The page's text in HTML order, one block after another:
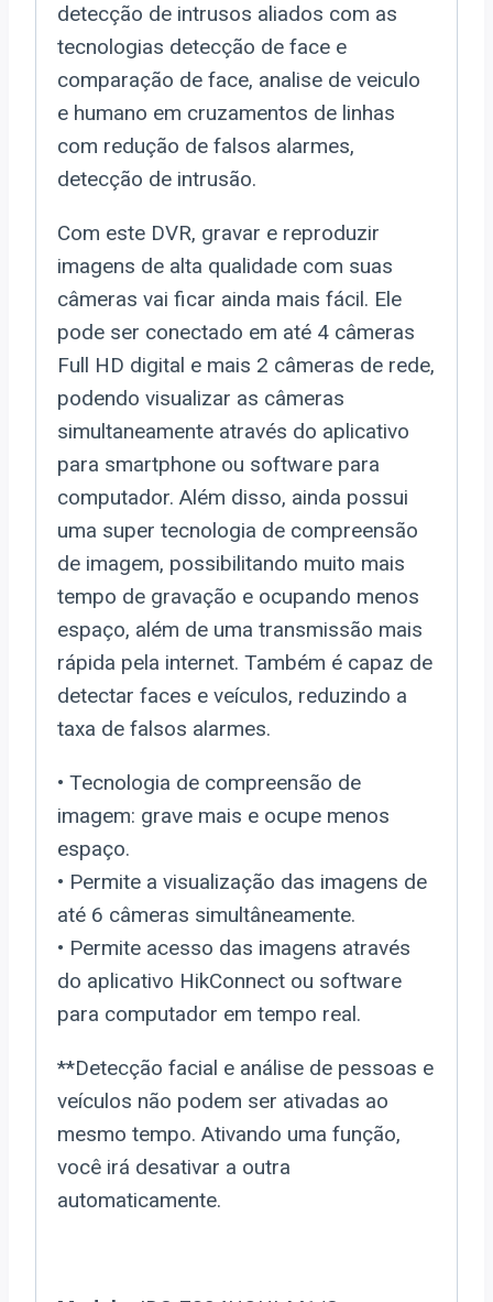
detecção de intrusos aliados com as
tecnologias detecção de face e
comparação de face, analise de veiculo
e humano em cruzamentos de linhas
com redução de falsos alarmes,
detecção de intrusão.
Com este DVR, gravar e reproduzir
imagens de alta qualidade com suas
câmeras vai ficar ainda mais fácil. Ele
pode ser conectado em até 4 câmeras
Full HD digital e mais 2 câmeras de rede,
podendo visualizar as câmeras
simultaneamente através do aplicativo
para smartphone ou software para
computador. Além disso, ainda possui
uma super tecnologia de compreensão
de imagem, possibilitando muito mais
tempo de gravação e ocupando menos
espaço, além de uma transmissão mais
rápida pela internet. Também é capaz de
detectar faces e veículos, reduzindo a
taxa de falsos alarmes.
• Tecnologia de compreensão de
imagem: grave mais e ocupe menos
espaço.
• Permite a visualização das imagens de
até 6 câmeras simultâneamente.
• Permite acesso das imagens através
do aplicativo HikConnect ou software
para computador em tempo real.
**Detecção facial e análise de pessoas e
veículos não podem ser ativadas ao
mesmo tempo. Ativando uma função,
você irá desativar a outra
automaticamente.